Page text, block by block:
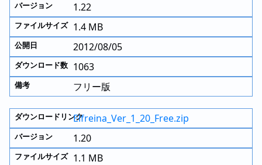
1.22
1.4 MB
2012/08/05
1063
フリー版
Elfreina_Ver_1_20_Free.zip
1.20
1.1 MB